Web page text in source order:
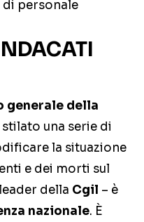
di personale
generale della
stilato una serie di
la situazione
e dei morti sul
della Cgil – è
nazionale. È